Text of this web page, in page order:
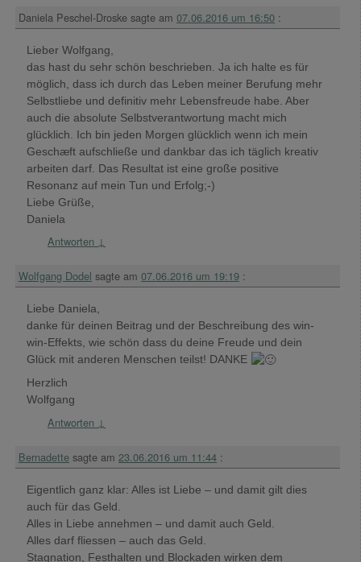
Daniela Peschel-Droske sagte am 07.06.2016 um 16:50 :
Lieber Wolfgang,
das hast du sehr schön beschrieben. Ja ich halte es für
möglich, dass ich durch das Leben meiner Berufung mehr
Selbstliebe und definitiv mehr Lebensfreude habe. Aber
auch die absolute Selbstverantwortung macht mich
glücklich. Ich bin jeden Morgen glücklich wenn ich mein
Geschæft aufschließe und dankbar das ich täglich kreativ
arbeiten darf. Das Resultat ist eine große positive
Resonanz auf mein Tun und Erfolg;-)
Liebe Grüße,
Daniela
Antworten ↓
Wolfgang Dodel sagte am 07.06.2016 um 19:19 :
Liebe Daniela,
danke für deinen Beitrag und der Beschreibung des win-
win-Effekts, wie schön dass du deine Freude und dein
Glück mit anderen Menschen teilst! DANKE
Herzlich
Wolfgang
Antworten ↓
Bernadette sagte am 23.06.2016 um 11:44 :
Eigentlich ganz klar: Alles ist Liebe – und damit gilt dies
auch für das Geld.
Alles in Liebe annehmen – und damit auch Geld.
Alles darf fliessen – auch das Geld.
Stagnation, Festhalten und Blockaden wirken dem